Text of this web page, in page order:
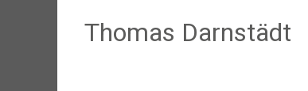
Thomas Darnstädt